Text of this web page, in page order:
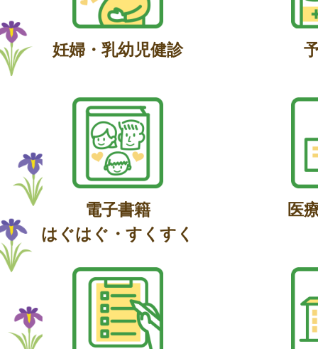
妊婦・乳幼児健診
電子書籍
はぐはぐ・すくすく
医